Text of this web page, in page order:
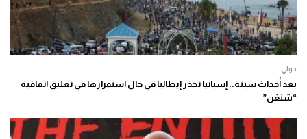
دولي
بعد أحداث سبتة.. إسبانيا تحذر إيطاليا في حال استمرارها في تعليق اتفاقية
“شنغن”